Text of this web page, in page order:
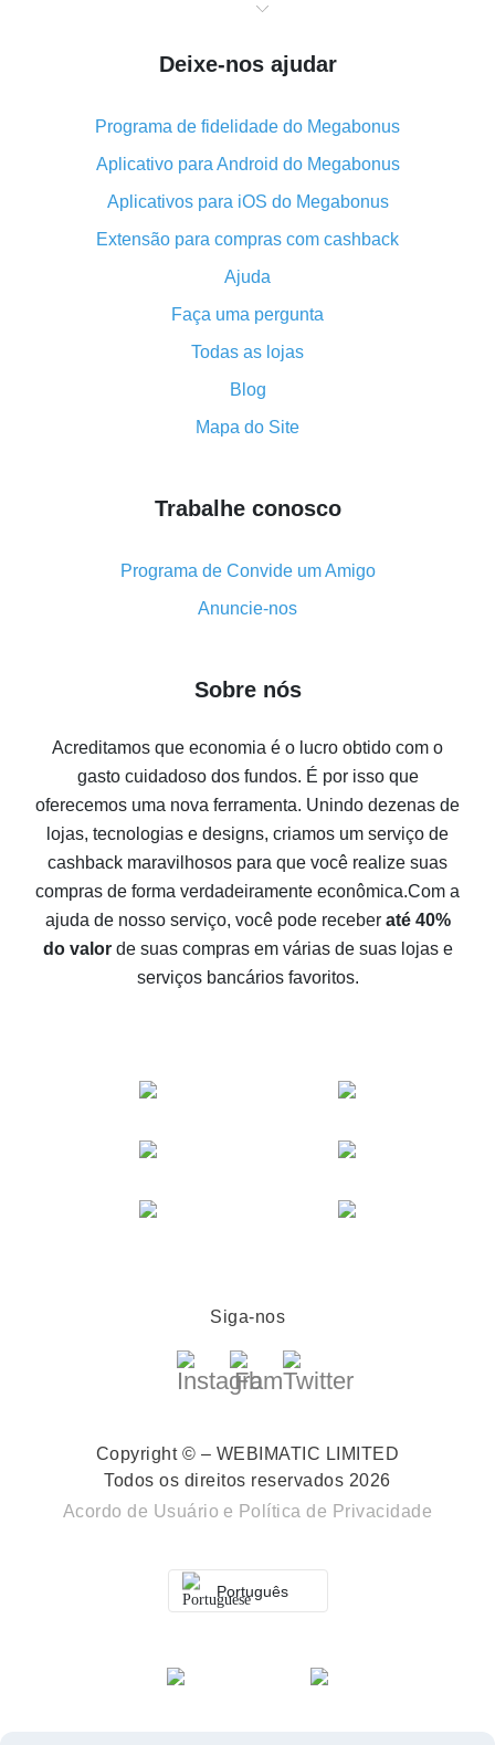
O que é "cashback" ao realizar compras no Aliexpress
O melhor lugar para baixar o cashback do Aliexpress e
Qual o plug-in de cashback do Aliexpress e quais as
suas vantagens
Cashback do aplicativo móvel do AliExpress -
vantagens do plug-in
O cashback em dobro no Aliexpress foi cancelado!
Como usar o cashback no Aliexpress - manual
resumido
Tudo sobre como o cashback funciona no AliExpress
Código promocional do AliExpress - como ele
Como obter cashback no AliExpress - visão geral de
Cashback no AliExpress - avaliações de clientes
8% de cashback no AliExpress - poupar dinheiro de
compras
Aliexpress
Como receber cashback no Aliexpress - formas fáceis
de se obter cashback
10% de cashback no Aliexpress - o impossível é
possível
O melhor cashback no Aliexpress - como encontrá-lo
O melhor serviço de cashback para o Aliexpress -
vamos comparar ofertas
Deixe-nos ajudar
Programa de fidelidade do Megabonus
Aplicativo para Android do Megabonus
Aplicativos para iOS do Megabonus
Extensão para compras com cashback
Ajuda
Faça uma pergunta
Todas as lojas
Blog
Mapa do Site
Trabalhe conosco
Programa de Convide um Amigo
Anuncie-nos
Sobre nós
Acreditamos que economia é o lucro obtido com o
gasto cuidadoso dos fundos. É por isso que
oferecemos uma nova ferramenta. Unindo dezenas de
lojas, tecnologias e designs, criamos um serviço de
cashback maravilhosos para que você realize suas
compras de forma verdadeiramente econômica.Com a
ajuda de nosso serviço, você pode receber até 40%
do valorde suas compras em várias de suas lojas e
serviços bancários favoritos.
Siga-nos
Copyright © – WEBIMATIC LIMITED
Todos os direitos reservados 2026
Acordo de Usuário e Política de Privacidade
Português